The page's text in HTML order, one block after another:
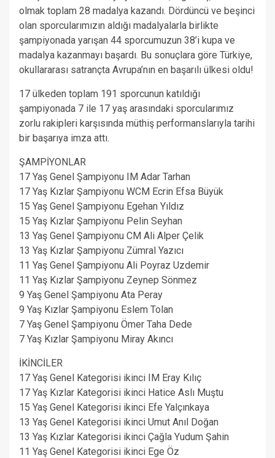
olmak toplam 28 madalya kazandı. Dördüncü ve beşinci
olan sporcularımızın aldığı madalyalarla birlikte
şampiyonada yarışan 44 sporcumuzun 38’i kupa ve
madalya kazanmayı başardı. Bu sonuçlara göre Türkiye,
okullararası satrançta Avrupa’nın en başarılı ülkesi oldu!
17 ülkeden toplam 191 sporcunun katıldığı
şampiyonada 7 ile 17 yaş arasındaki sporcularımız
zorlu rakipleri karşısında müthiş performanslarıyla tarihi
bir başarıya imza attı.
ŞAMPİYONLAR
17 Yaş Genel Şampiyonu IM Adar Tarhan
17 Yaş Kızlar Şampiyonu WCM Ecrin Efsa Büyük
15 Yaş Genel Şampiyonu Egehan Yıldız
15 Yaş Kızlar Şampiyonu Pelin Seyhan
13 Yaş Genel Şampiyonu CM Ali Alper Çelik
13 Yaş Kızlar Şampiyonu Zümral Yazıcı
11 Yaş Genel Şampiyonu Ali Poyraz Uzdemir
11 Yaş Kızlar Şampiyonu Zeynep Sönmez
9 Yaş Genel Şampiyonu Ata Peray
9 Yaş Kızlar Şampiyonu Eslem Tolan
7 Yaş Genel Şampiyonu Ömer Taha Dede
7 Yaş Kızlar Şampiyonu Miray Akıncı
İKİNCİLER
17 Yaş Genel Kategorisi ikinci IM Eray Kılıç
17 Yaş Kızlar Kategorisi ikinci Hatice Aslı Muştu
15 Yaş Genel Kategorisi ikinci Efe Yalçınkaya
13 Yaş Genel Kategorisi ikinci Umut Anıl Doğan
13 Yaş Kızlar Kategorisi ikinci Çağla Yudum Şahin
11 Yaş Genel Kategorisi ikinci Ege Öz